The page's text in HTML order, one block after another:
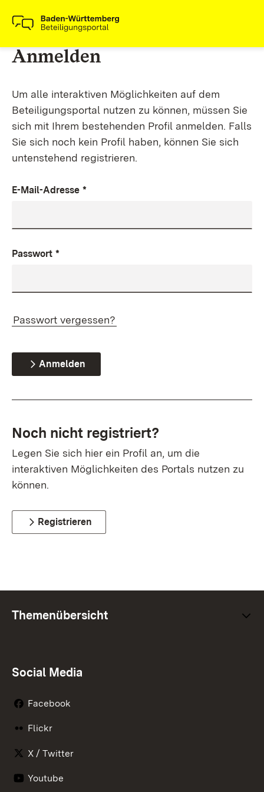
Anmelden
Um alle interaktiven Möglichkeiten auf dem
Beteiligungsportal nutzen zu können, müssen Sie
sich mit Ihrem bestehenden Profil anmelden. Falls
Sie sich noch kein Profil haben, können Sie sich
untenstehend registrieren.
E-Mail-Adresse *
Passwort *
Passwort vergessen?
Anmelden
Noch nicht registriert?
Legen Sie sich hier ein Profil an, um die
interaktiven Möglichkeiten des Portals nutzen zu
können.
Registrieren
Themenübersicht
Social Media
Facebook
Flickr
X / Twitter
Youtube